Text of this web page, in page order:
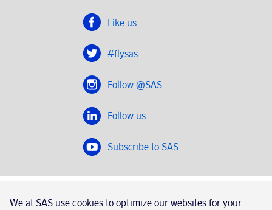
Like us
#flysas
Follow @SAS
Follow us
Subscribe to SAS
SAS 2020
We at SAS use cookies to optimize our websites for your